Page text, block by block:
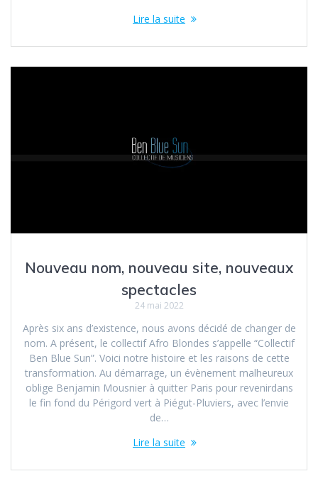
Lire la suite
Nouveau nom, nouveau site, nouveaux
spectacles
24 mai 2022
Après six ans d’existence, nous avons décidé de changer de
nom. A présent, le collectif Afro Blondes s’appelle “Collectif
Ben Blue Sun”. Voici notre histoire et les raisons de cette
transformation. Au démarrage, un évènement malheureux
oblige Benjamin Mousnier à quitter Paris pour revenirdans
le fin fond du Périgord vert à Piégut-Pluviers, avec l’envie
de…
Lire la suite